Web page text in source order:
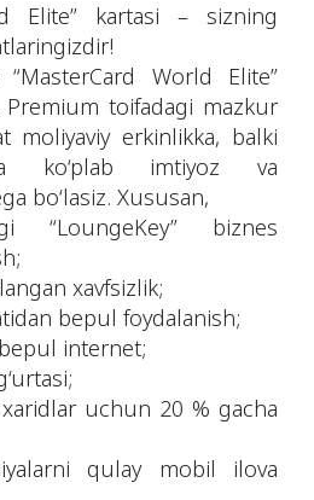
Elite” kartasi – sizning
“MasterCard World Elite”
toifadagi mazkur
moliyaviy erkinlikka, balki
ko‘plab imtiyoz va
bo‘lasiz. Xususan,
“LoungeKey” biznes
xavfsizlik;
bepul foydalanish;
internet;
uchun 20 % gacha
qulay mobil ilova